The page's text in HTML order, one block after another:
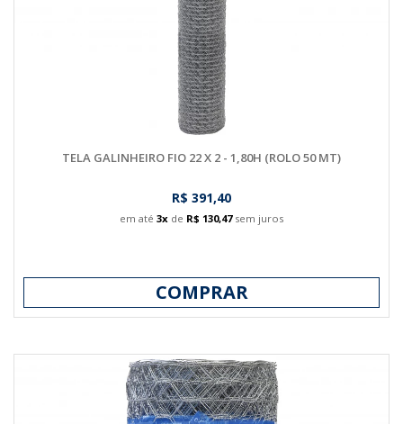
TELA GALINHEIRO FIO 22 X 2 - 1,80H (ROLO 50 MT)
R$ 391,40
em até 3x de R$ 130,47sem juros
COMPRAR